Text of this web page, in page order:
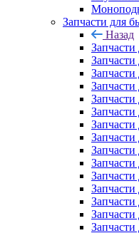
Запчасти для
Назад
Запчасти
Запчасти
Запчасти
Запчасти
Запчасти
Запчасти